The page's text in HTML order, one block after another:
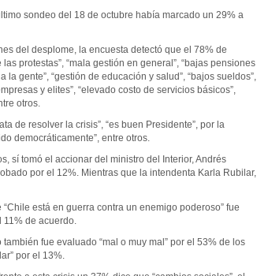
sondeo del 18 de octubre había marcado un 29% a
del desplome, la encuesta detectó que el 78% de
protestas”, “mala gestión en general”, “bajas pensiones
la gente”, “gestión de educación y salud”, “bajos sueldos”,
y elites”, “elevado costo de servicios básicos”,
otros.
de resolver la crisis”, “es buen Presidente”, por la
democráticamente”, entre otros.
sí tomó el accionar del ministro del Interior, Andrés
por el 12%. Mientras que la intendenta Karla Rubilar,
está en guerra contra un enemigo poderoso” fue
11% de acuerdo.
fue evaluado “mal o muy mal” por el 53% de los
por el 13%.